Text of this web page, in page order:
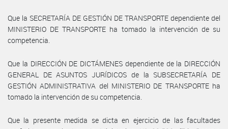
Que la SECRETARÍA DE GESTIÓN DE TRANSPORTE dependiente del
MINISTERIO DE TRANSPORTE ha tomado la intervención de su
competencia.
Que la DIRECCIÓN DE DICTÁMENES dependiente de la DIRECCIÓN
GENERAL DE ASUNTOS JURÍDICOS de la SUBSECRETARÍA DE
GESTIÓN ADMINISTRATIVA del MINISTERIO DE TRANSPORTE ha
tomado la intervención de su competencia.
Que la presente medida se dicta en ejercicio de las facultades